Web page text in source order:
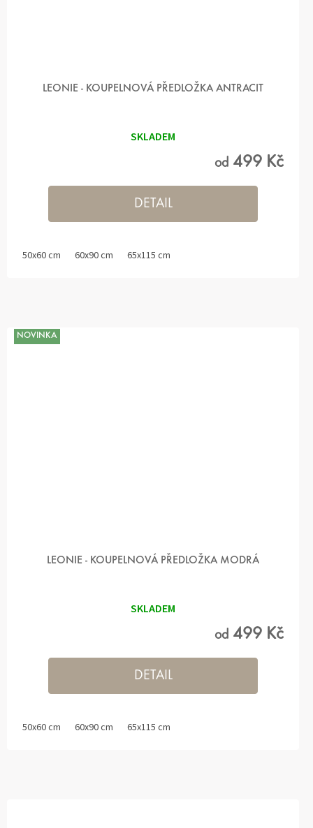
LEONIE - KOUPELNOVÁ PŘEDLOŽKA ANTRACIT
SKLADEM
od 499 Kč
DETAIL
50x60 cm 60x90 cm 65x115 cm
NOVINKA
LEONIE - KOUPELNOVÁ PŘEDLOŽKA MODRÁ
SKLADEM
od 499 Kč
DETAIL
50x60 cm 60x90 cm 65x115 cm